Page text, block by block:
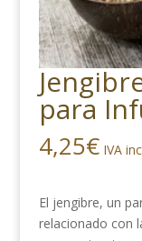
para
4,25€ IVA inc
El jengibre, un
relacionado con